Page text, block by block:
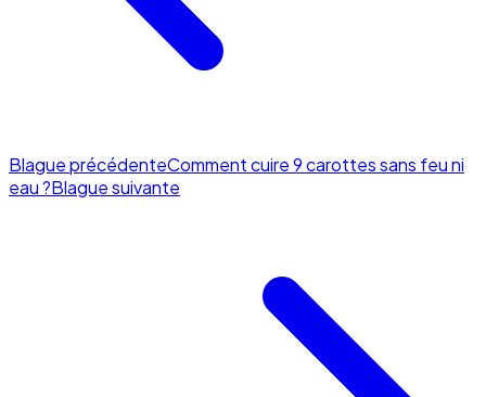
Blague précédenteComment cuire 9 carottes sans feu ni
eau ?Blague suivante